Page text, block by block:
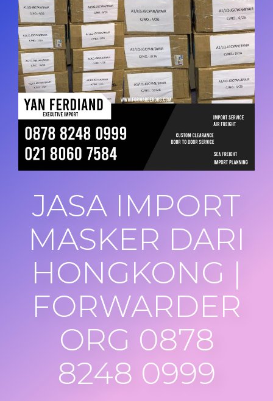
JASA IMPORT
MASKER DARI
HONGKONG |
FORWARDER
ORG 0878
8248 0999